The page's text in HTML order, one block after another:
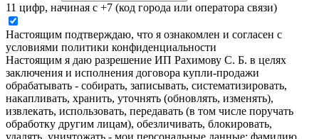
11 цифр, начиная с +7 (код города или оператора связи)
Настоящим подтверждаю, что я ознакомлен и согласен с
условиями политики конфиденциальности
Настоящим я даю разрешение ИП Рахимову С. Б. в целях
заключения и исполнения договора купли-продажи
обрабатывать - собирать, записывать, систематизировать,
накапливать, хранить, уточнять (обновлять, изменять),
извлекать, использовать, передавать (в том числе поручать
обработку другим лицам), обезличивать, блокировать,
удалять, уничтожать - мои персональные данные: фамилию,